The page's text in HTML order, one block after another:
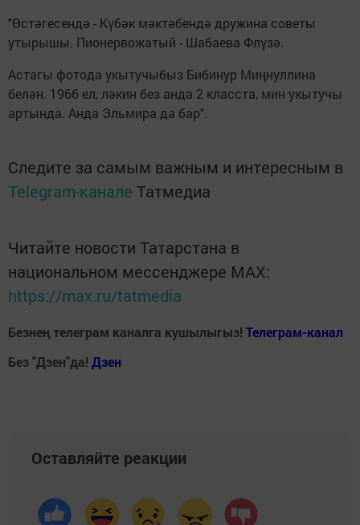
"Өстәгесендә - Күбәк мәктәбендә дружина советы
утырышы. Пионервожатый - Шабаева Флүзә.
Астагы фотода укытучыбыз Бибинур Миңнуллина
белән. 1966 ел, ләкин без анда 2 класста, мин укытучы
артында. Анда Эльмира да бар".
Следите за самым важным и интересным в
Telegram-канале Татмедиа
Читайте новости Татарстана в
национальном мессенджере MАХ:
https://max.ru/tatmedia
Безнең телеграм каналга кушылыгыз! Телеграм-канал
Без "Дзен"да! Дзен
Оставляйте реакции